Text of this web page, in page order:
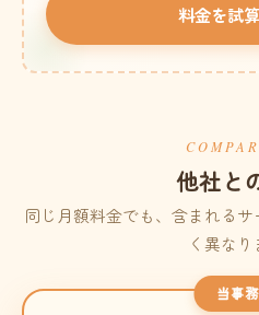
料金を試
他社と
同じ月額料金でも、含まれる
く異なり
当事